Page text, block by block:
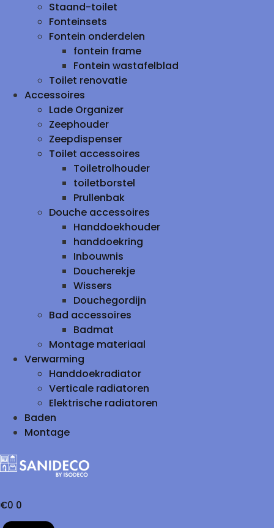
Staand-toilet
Fonteinsets
Fontein onderdelen
fontein frame
Fontein wastafelblad
Toilet renovatie
Accessoires
Lade Organizer
Zeephouder
Zeepdispenser
Toilet accessoires
Toiletrolhouder
toiletborstel
Prullenbak
Douche accessoires
Handdoekhouder
handdoekring
Inbouwnis
Doucherekje
Wissers
Douchegordijn
Bad accessoires
Badmat
Montage materiaal
Verwarming
Handdoekradiator
Verticale radiatoren
Elektrische radiatoren
Baden
Montage
€0 0